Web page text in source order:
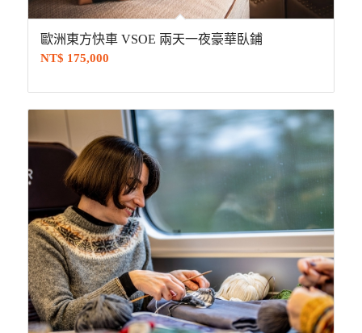
歐洲東方快車 VSOE 兩天一夜豪華臥鋪
NT$ 175,000